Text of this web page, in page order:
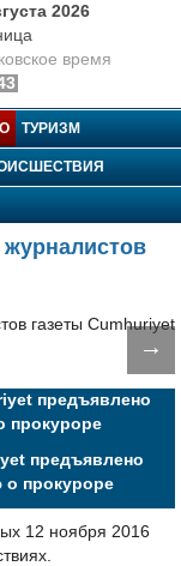
2026
время
ТУРИЗМ
журналистов
→
предъявлено
о прокуроре
12 ноября 2016